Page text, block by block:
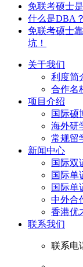
免联考硕士
什么是DBA
免联考硕士
坑！
关于我们
利度简
合作名
项目介绍
国际硕
海外研
常规留
新闻中心
国际双
国际单
国际单
中外合
香港优
联系我们
联系电